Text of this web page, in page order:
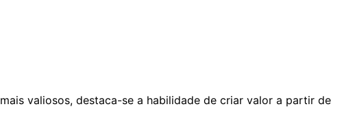
valiosos, destaca-se a habilidade de criar valor a partir de